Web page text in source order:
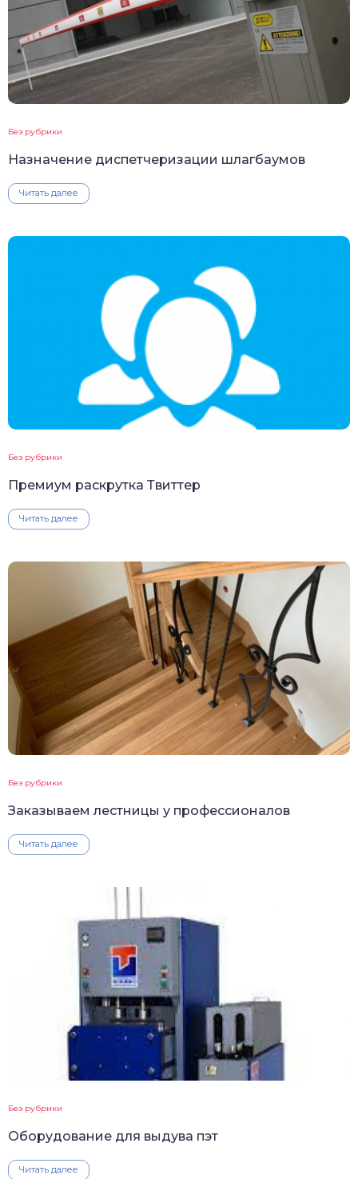
Без рубрики
Назначение диспетчеризации шлагбаумов
Читать далее
Без рубрики
Премиум раскрутка Твиттер
Читать далее
Без рубрики
Заказываем лестницы у профессионалов
Читать далее
Без рубрики
Оборудование для выдува пэт
Читать далее